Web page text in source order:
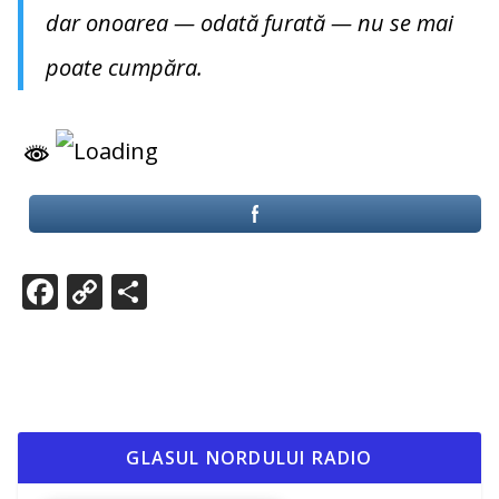
dar onoarea — odată furată — nu se mai
poate cumpăra.
F
ac
o
C
o
Li
P
az
ă
GLASUL NORDULUI RADIO